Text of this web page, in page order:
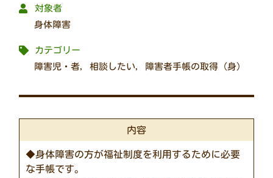
対象者
身体障害
カテゴリー
障害児・者,相談したい, 障害者手帳の取得（身）
内容
◆身体障害の方が福祉制度を利用するために必要
な手帳です。